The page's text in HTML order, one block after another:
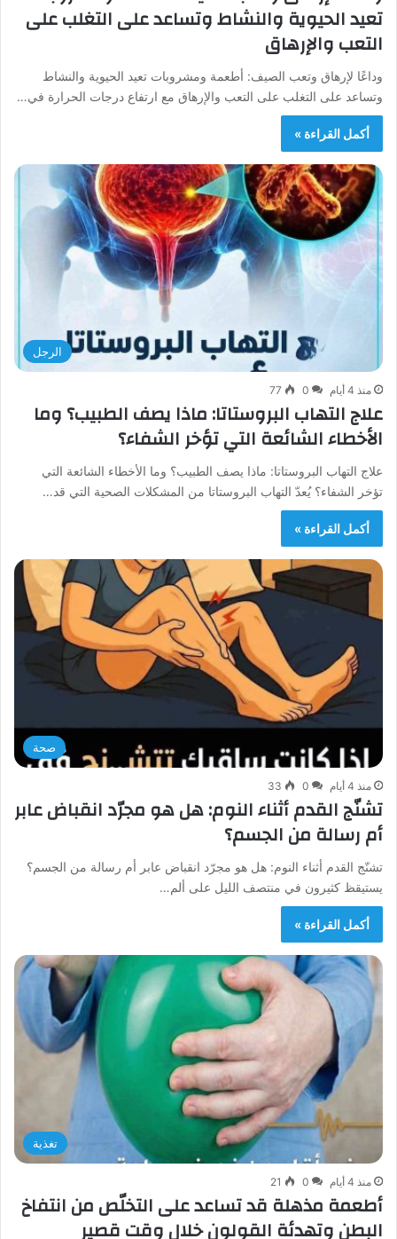
تعيد الحيوية والنشاط وتساعد على التغلب على
التعب والإرهاق
وداعًا لإرهاق وتعب الصيف: أطعمة ومشروبات تعيد الحيوية والنشاط
وتساعد على التغلب على التعب والإرهاق مع ارتفاع درجات الحرارة في…
أكمل القراءة »
الرجل
منذ 4 أيام 0
77
علاج التهاب البروستاتا: ماذا يصف الطبيب؟ وما
الأخطاء الشائعة التي تؤخر الشفاء؟
علاج التهاب البروستاتا: ماذا يصف الطبيب؟ وما الأخطاء الشائعة التي
تؤخر الشفاء؟ يُعدّ التهاب البروستاتا من المشكلات الصحية التي قد…
أكمل القراءة »
صحة
منذ 4 أيام 0
33
تشنّج القدم أثناء النوم: هل هو مجرّد انقباض عابر
أم رسالة من الجسم؟
تشنّج القدم أثناء النوم: هل هو مجرّد انقباض عابر أم رسالة من الجسم؟
يستيقظ كثيرون في منتصف الليل على ألم…
أكمل القراءة »
تغذية
منذ 4 أيام 0
21
أطعمة مذهلة قد تساعد على التخلّص من انتفاخ
البطن وتهدئة القولون خلال وقت قصير